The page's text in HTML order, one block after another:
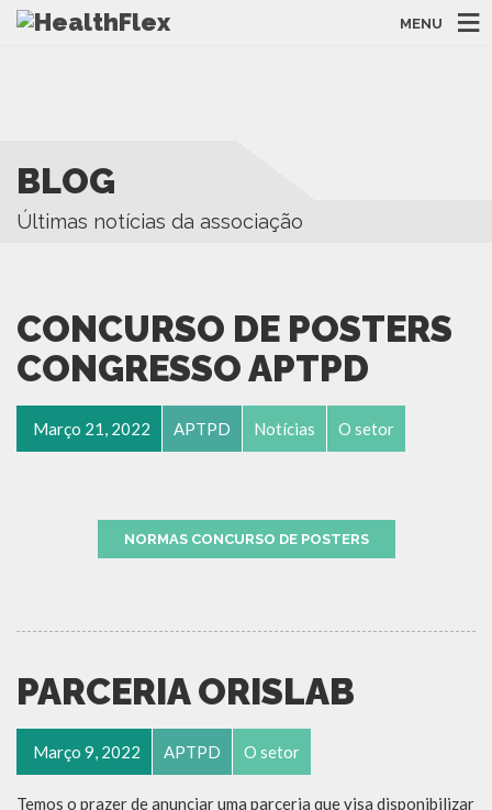
MENU
BLOG
Últimas notícias da associação
CONCURSO DE POSTERS
CONGRESSO APTPD
Março 21, 2022 APTPD Notícias O setor
NORMAS CONCURSO DE POSTERS
PARCERIA ORISLAB
Março 9, 2022 APTPD O setor
Temos o prazer de anunciar uma parceria que visa disponibilizar